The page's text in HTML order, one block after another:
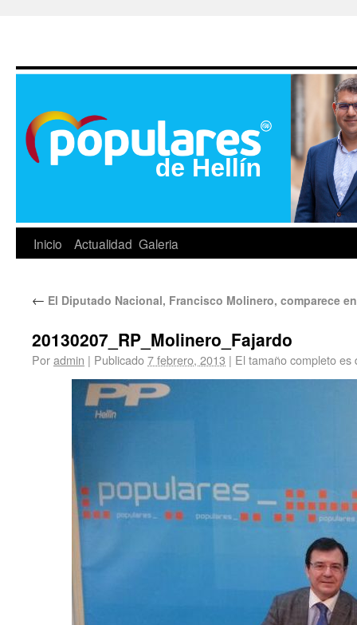
Inicio Actualidad Galeria
← El Diputado Nacional, Francisco Molinero, comparece
20130207_RP_Molinero_Fajardo
Poradmin | Publicado7 febrero, 2013 | El tamaño completo